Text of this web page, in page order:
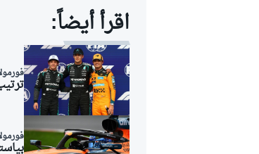
سباقات التحمّل
اقرأ أيضاً: